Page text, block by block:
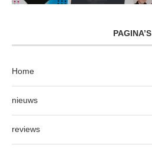
PAGINA’S
Home
nieuws
reviews